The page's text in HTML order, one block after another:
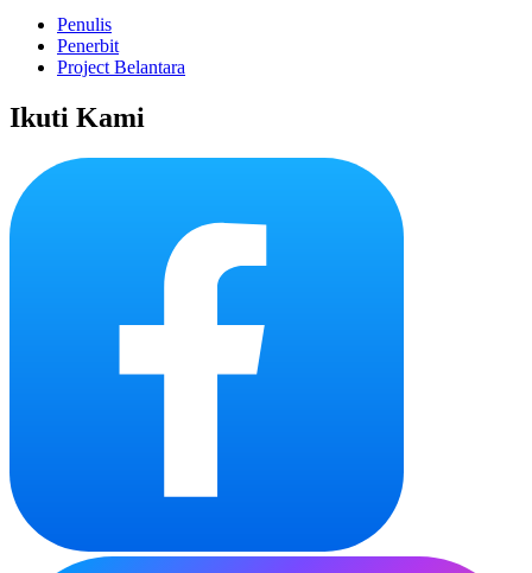
Penulis
Penerbit
Project Belantara
Ikuti Kami